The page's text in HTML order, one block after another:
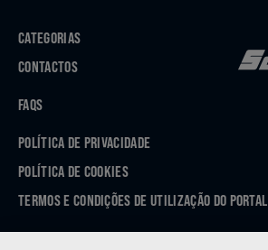
CATEGORIAS
CONTACTOS
FAQS
POLÍTICA DE PRIVACIDADE
POLÍTICA DE COOKIES
TERMOS E CONDIÇÕES DE UTILIZAÇÃO DO PORTAL